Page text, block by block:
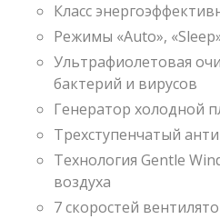
Класс
Режимы «Auto»,
Ультрафиолетовая
бактерий и вирусов
Генератор холодной
Трехступенчатый
Технология Gentle
воздуха
7 скоростей